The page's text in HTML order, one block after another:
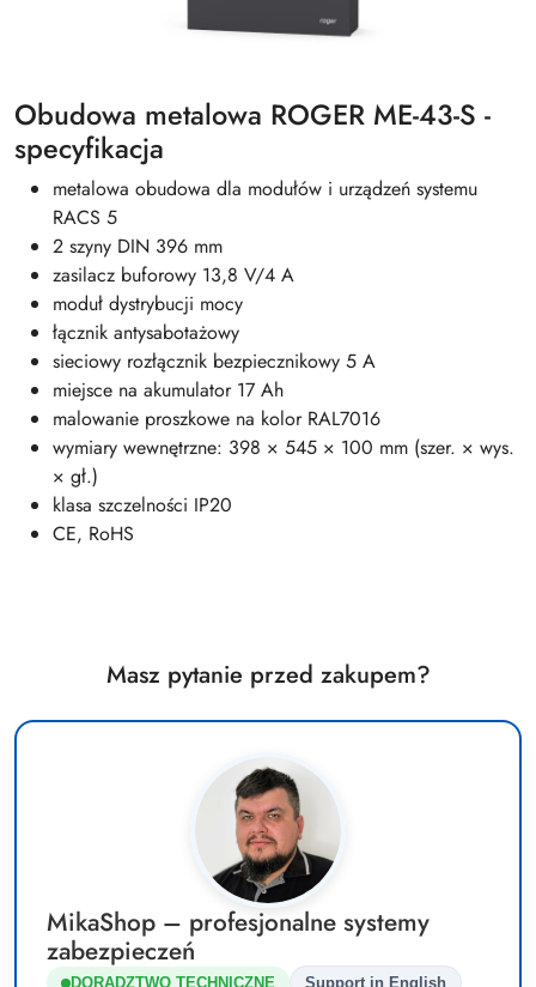
Obudowa metalowa ROGER ME-43-S -
specyfikacja
metalowa obudowa dla modułów i urządzeń systemu
RACS 5
2 szyny DIN 396 mm
zasilacz buforowy 13,8 V/4 A
moduł dystrybucji mocy
łącznik antysabotażowy
sieciowy rozłącznik bezpiecznikowy 5 A
miejsce na akumulator 17 Ah
malowanie proszkowe na kolor RAL7016
wymiary wewnętrzne: 398 × 545 × 100 mm (szer. × wys.
× gł.)
klasa szczelności IP20
CE, RoHS
Masz pytanie przed zakupem?
MikaShop – profesjonalne systemy
zabezpieczeń
DORADZTWO TECHNICZNE Support in English